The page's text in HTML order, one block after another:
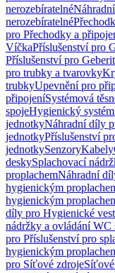
nerozebíratelné
nerozebíratelné
pro Přechodky a
VíčkaPříslušenství pro
Příslušenství pro
pro trubky a tvarovky
trubkyUpevnění pro
připojeníSystémová
spojeHygienický
jednotkyNáhradní díly
jednotkyPříslušenství
jednotkySenzoryKabely
deskySplachovací
proplachemNáhradní
hygienickým
hygienickým
díly pro Hygienické
nádržky a ovládání
pro Příslušenství pro
hygienickým
pro Síťové zdroje